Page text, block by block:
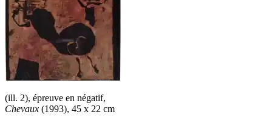
(ill. 2), épreuve en négatif,
Chevaux (1993), 45 x 22 cm